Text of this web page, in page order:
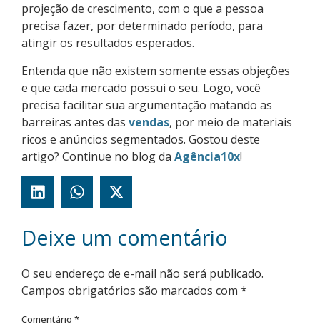
projeção de crescimento, com o que a pessoa
precisa fazer, por determinado período, para
atingir os resultados esperados.
Entenda que não existem somente essas objeções
e que cada mercado possui o seu. Logo, você
precisa facilitar sua argumentação matando as
barreiras antes das vendas, por meio de materiais
ricos e anúncios segmentados. Gostou deste
artigo? Continue no blog da Agência10x!
Deixe um comentário
O seu endereço de e-mail não será publicado.
Campos obrigatórios são marcados com *
Comentário *